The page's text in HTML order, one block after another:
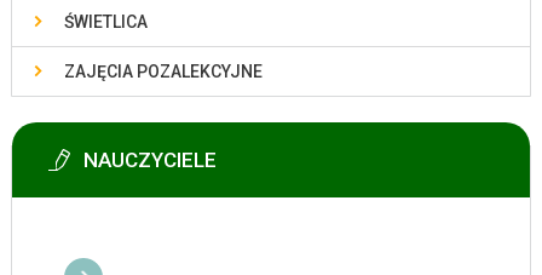
ŚWIETLICA
ZAJĘCIA POZALEKCYJNE
NAUCZYCIELE